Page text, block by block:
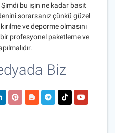
Şimdi bu işin ne kadar basit
sorarsanız çünkü güzel
ve deporme olmasını
profesyonel paketleme ve
Biz